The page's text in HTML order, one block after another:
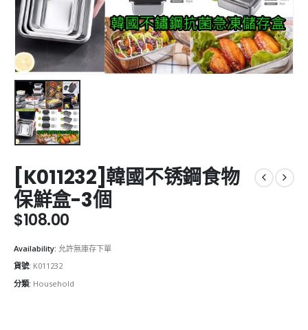
[K011232]韓國不锈鋼食物
保鮮盒-3個
$108.00
Availability: 允許無庫存下單
貨號: K011232
分類: Household